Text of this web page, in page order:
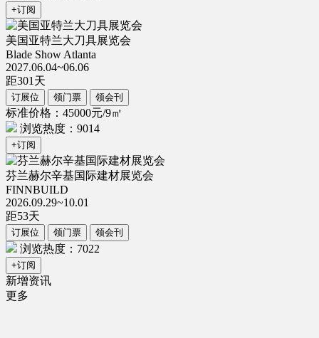
+订阅
美国亚特兰大刀具展览会
Blade Show Atlanta
2027.06.04~06.06
距301 天
订展位 领门票 领会刊
标准价格：45000元/9㎡
浏览热度：9014
+订阅
芬兰赫尔辛基国际建材展览会
FINNBUILD
2026.09.29~10.01
距53天
订展位 领门票 领会刊
浏览热度：7022
+订阅
新增资讯
更多